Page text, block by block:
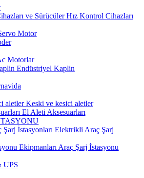
Hız Kontrol Cihazları
Motor
Motorlar
Endüstriyel Kaplin
Keski ve kesici aletler
El Aleti Aksesuarları
Elektrikli Araç Şarj
Araç Şarj İstasyonu
UPS